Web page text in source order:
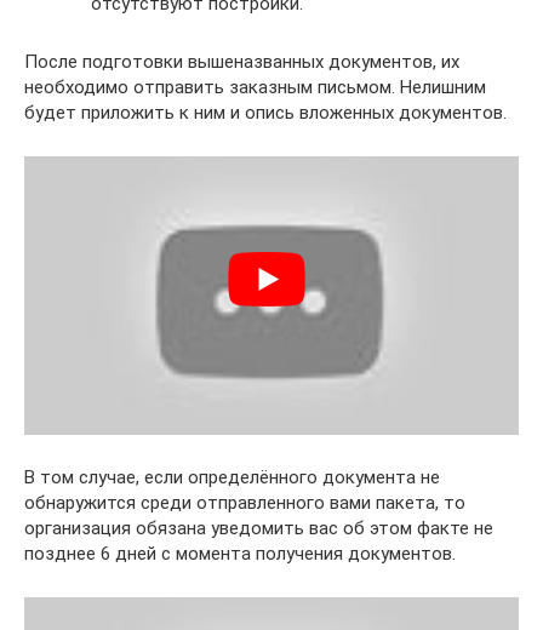
После подготовки вышеназванных документов, их
необходимо отправить заказным письмом. Нелишним
будет приложить к ним и опись вложенных документов.
В том случае, если определённого документа не
обнаружится среди отправленного вами пакета, то
организация обязана уведомить вас об этом факте не
позднее 6 дней с момента получения документов.